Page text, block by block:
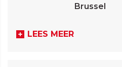
Brussel
LEES MEER